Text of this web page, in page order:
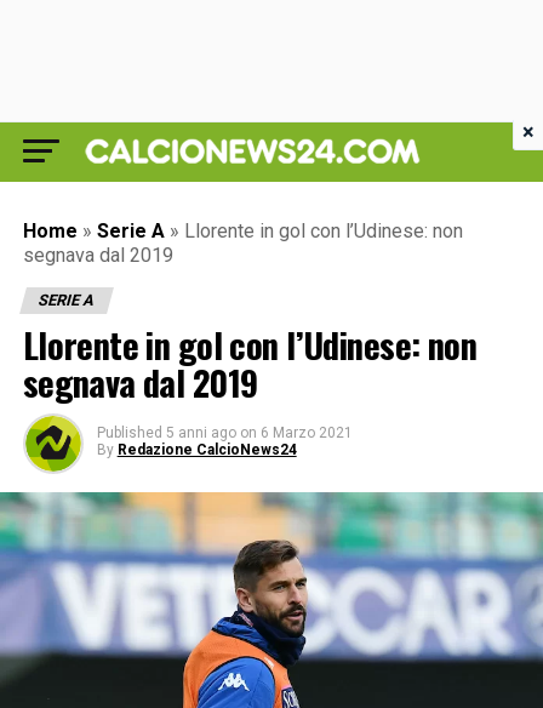
Home » Serie A » Llorente in gol con l’Udinese: non
segnava dal 2019
SERIE A
Llorente in gol con l’Udinese: non
segnava dal 2019
Published 5 anni ago on 6 Marzo 2021
By Redazione CalcioNews24
×